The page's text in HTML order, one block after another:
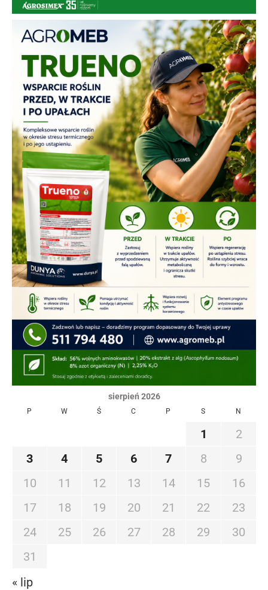
sierpień 2026
P W Ś C P S N
1
2
3
4 5 6 7 8
9
10
11 12 13 14 15
16
17
18 19 20 21 22
23
24
25 26 27 28 29
30
31
« lip